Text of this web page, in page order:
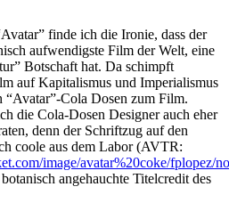
finde ich die Ironie, dass der
aufwendigste Film der Welt, eine
Botschaft hat. Da schimpft
auf Kapitalismus und Imperialismus
“Avatar”-Cola Dosen zum Film.
die Cola-Dosen Designer auch eher
denn der Schriftzug auf den
coole aus dem Labor (AVTR:
image/avatar%20coke/fplopez/
angehauchte Titelcredit des